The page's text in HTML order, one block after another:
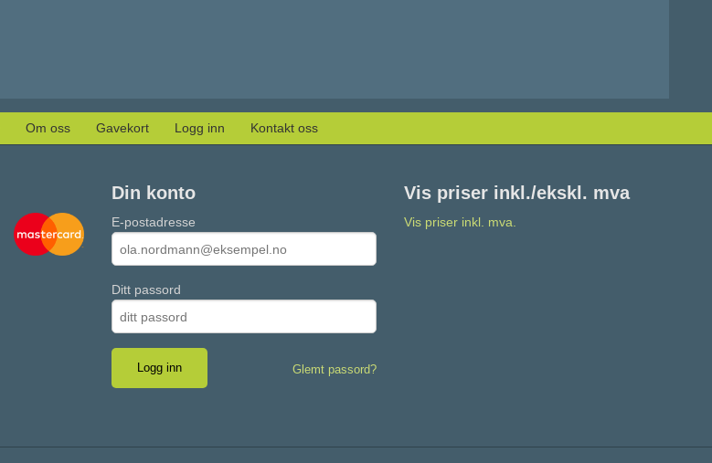
Om oss Gavekort Logg inn Kontakt oss
Din konto
E-postadresse
Ditt passord
Glemt passord?
Vis priser inkl./ekskl. mva
Vis priser inkl. mva.